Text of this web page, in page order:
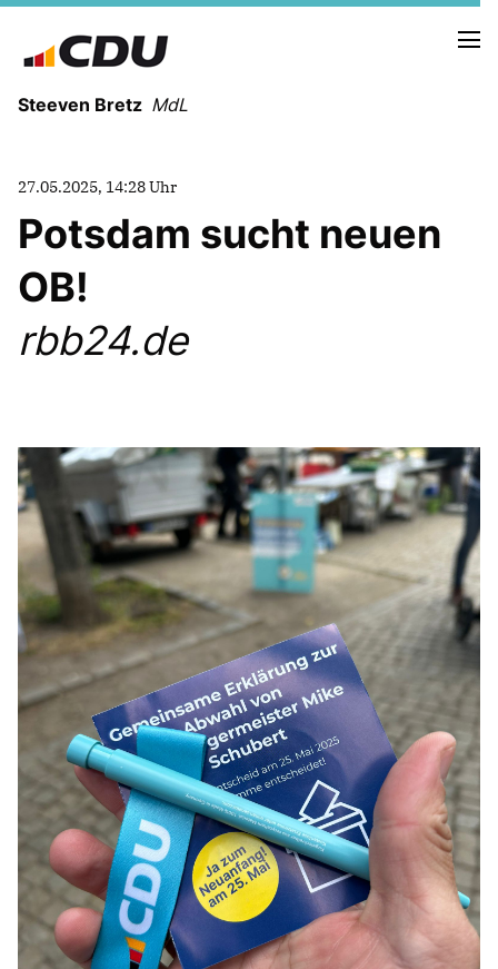
Steeven Bretz MdL
MEIN BÜRGERBÜRO
ZIELE
Redebeiträge
Anträge CDU
Kleine Anfragen
CDU Deutschland
CDU Fraktion im Brandenburger Landtag
CDU Brandenburg
CDU Potsdam
27.05.2025, 14:28 Uhr
Potsdam sucht neuen
OB!
rbb24.de